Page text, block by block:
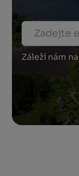
Záleží nám